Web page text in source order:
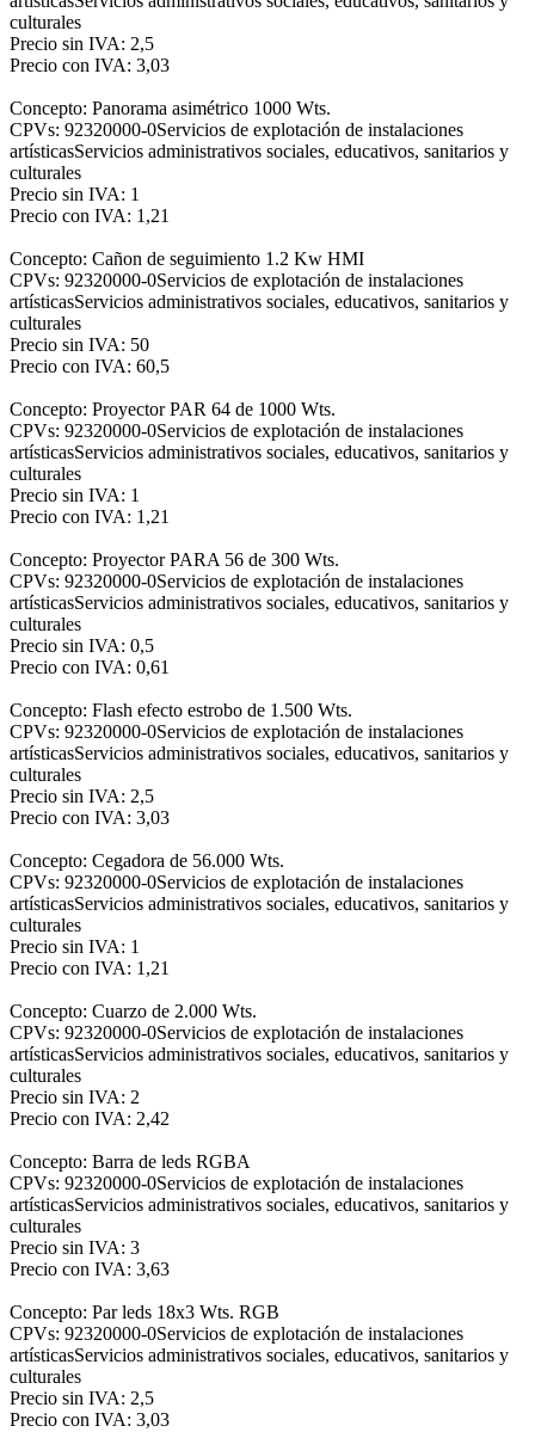
culturales
Precio sin IVA: 2,5
Precio con IVA: 3,03
Concepto: Panorama asimétrico 1000 Wts.
CPVs: 92320000-0Servicios de explotación de instalaciones
artísticasServicios administrativos sociales, educativos, sanitarios y
culturales
Precio sin IVA: 1
Precio con IVA: 1,21
Concepto: Cañon de seguimiento 1.2 Kw HMI
CPVs: 92320000-0Servicios de explotación de instalaciones
artísticasServicios administrativos sociales, educativos, sanitarios y
culturales
Precio sin IVA: 50
Precio con IVA: 60,5
Concepto: Proyector PAR 64 de 1000 Wts.
CPVs: 92320000-0Servicios de explotación de instalaciones
artísticasServicios administrativos sociales, educativos, sanitarios y
culturales
Precio sin IVA: 1
Precio con IVA: 1,21
Concepto: Proyector PARA 56 de 300 Wts.
CPVs: 92320000-0Servicios de explotación de instalaciones
artísticasServicios administrativos sociales, educativos, sanitarios y
culturales
Precio sin IVA: 0,5
Precio con IVA: 0,61
Concepto: Flash efecto estrobo de 1.500 Wts.
CPVs: 92320000-0Servicios de explotación de instalaciones
artísticasServicios administrativos sociales, educativos, sanitarios y
culturales
Precio sin IVA: 2,5
Precio con IVA: 3,03
Concepto: Cegadora de 56.000 Wts.
CPVs: 92320000-0Servicios de explotación de instalaciones
artísticasServicios administrativos sociales, educativos, sanitarios y
culturales
Precio sin IVA: 1
Precio con IVA: 1,21
Concepto: Cuarzo de 2.000 Wts.
CPVs: 92320000-0Servicios de explotación de instalaciones
artísticasServicios administrativos sociales, educativos, sanitarios y
culturales
Precio sin IVA: 2
Precio con IVA: 2,42
Concepto: Barra de leds RGBA
CPVs: 92320000-0Servicios de explotación de instalaciones
artísticasServicios administrativos sociales, educativos, sanitarios y
culturales
Precio sin IVA: 3
Precio con IVA: 3,63
Concepto: Par leds 18x3 Wts. RGB
CPVs: 92320000-0Servicios de explotación de instalaciones
artísticasServicios administrativos sociales, educativos, sanitarios y
culturales
Precio sin IVA: 2,5
Precio con IVA: 3,03